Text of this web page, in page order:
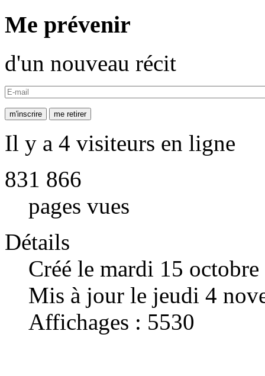
Me prévenir
d'un nouveau récit
Il y a 4 visiteurs en ligne
831 866
pages vues
Détails
Créé le mardi 15
Mis à jour le jeudi 4
Affichages : 5530